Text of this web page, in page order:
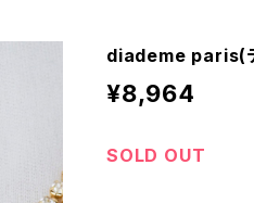
diademe paris(デ
¥8,964
SOLD OUT